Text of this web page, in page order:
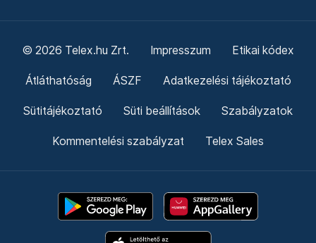
© 2026 Telex.hu Zrt. Impresszum Etikai kódex
Átláthatóság ÁSZF Adatkezelési tájékoztató
Sütitájékoztató Süti beállítások Szabályzatok
Kommentelési szabályzat Telex Sales